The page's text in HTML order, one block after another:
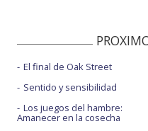
El final de Oak Street
Sentido y sensibilidad
Los juegos del hambre:
Amanecer en la cosecha